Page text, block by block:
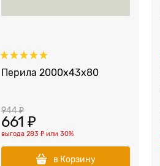
Перила 2000х43х80
944 ₽
661 ₽
выгода 283 ₽или 30%
в Корзину